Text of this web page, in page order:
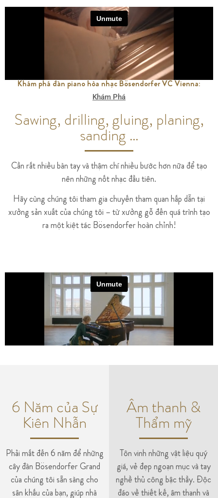
Khám phá đàn piano hòa nhạc Bösendorfer VC Vienna:
Khám Phá
Sawing, drilling, gluing, planing,
sanding …
Cần rất nhiều bàn tay và thậm chí nhiều bước hơn nữa để tạo
nên những nốt nhạc đầu tiên.
Hãy cùng chúng tôi tham gia chuyến tham quan hấp dẫn tại
xưởng sản xuất của chúng tôi – từ xưởng gỗ đến quá trình tạo
ra một kiệt tác Bösendorfer hoàn chỉnh!
6 Năm của Sự
Kiên Nhẫn
Phải mất đến 6 năm để những
cây đàn Bösendorfer Grand
của chúng tôi sẵn sàng cho
sân khấu của bạn, giúp nhà
Âm thanh &
Thẩm mỹ
Tôn vinh những vật liệu quý
giá, vẻ đẹp ngoạn mục và tay
nghề thủ công bậc thầy. Độc
đáo về thiết kế, âm thanh và